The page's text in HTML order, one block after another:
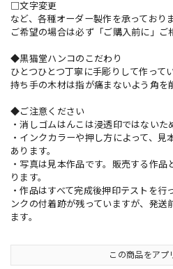
□文字変更
など、各種オーダー製作を承っており
ご希望の場合は必ず「ご購入前に」ご
◆黒猫堂ハンコのこだわり
ひとつひとつ丁寧に手彫りして作って
持ち手の木材は指が痛まないよう角を
◆ご注意ください
・消しゴムはんこは浸透印ではないた
・インクカラーや押し方によって、
あります。
・写真は見本作品です。販売する作
ります。
・作品はすべて完成後押印テストを
ンクの付着跡が残っていますが、発送
ます。
この商品をアプ